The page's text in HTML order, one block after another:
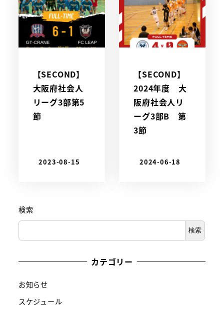
【SECOND】
大阪府社会人
リーグ3部第5
節
2023-08-15
【SECOND】
2024年度 大
阪府社会人リ
ーグ3部B 第
3節
2024-06-18
検索
検索
カテゴリー
お知らせ
スケジュール